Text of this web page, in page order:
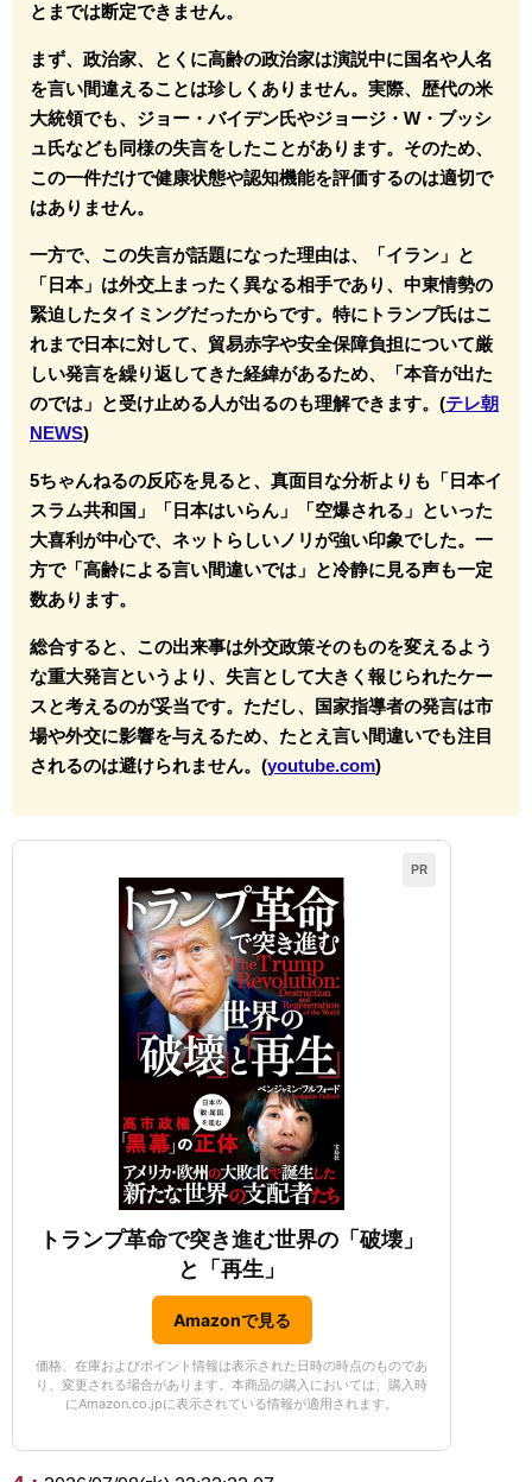
とまでは断定できません。
まず、政治家、とくに高齢の政治家は演説中に国名や人名
を言い間違えることは珍しくありません。実際、歴代の米
大統領でも、ジョー・バイデン氏やジョージ・W・ブッシ
ュ氏なども同様の失言をしたことがあります。そのため、
この一件だけで健康状態や認知機能を評価するのは適切で
はありません。
一方で、この失言が話題になった理由は、「イラン」と
「日本」は外交上まったく異なる相手であり、中東情勢の
緊迫したタイミングだったからです。特にトランプ氏はこ
れまで日本に対して、貿易赤字や安全保障負担について厳
しい発言を繰り返してきた経緯があるため、「本音が出た
のでは」と受け止める人が出るのも理解できます。(テレ朝
NEWS)
5ちゃんねるの反応を見ると、真面目な分析よりも「日本イ
スラム共和国」「日本はいらん」「空爆される」といった
大喜利が中心で、ネットらしいノリが強い印象でした。一
方で「高齢による言い間違いでは」と冷静に見る声も一定
数あります。
総合すると、この出来事は外交政策そのものを変えるよう
な重大発言というより、失言として大きく報じられたケー
スと考えるのが妥当です。ただし、国家指導者の発言は市
場や外交に影響を与えるため、たとえ言い間違いでも注目
されるのは避けられません。(youtube.com)
PR
トランプ革命で突き進む世界の「破壊」
と「再生」
Amazonで見る
価格、在庫およびポイント情報は表示された日時の時点のものであ
り、変更される場合があります。本商品の購入においては、購入時
にAmazon.co.jpに表示されている情報が適用されます。